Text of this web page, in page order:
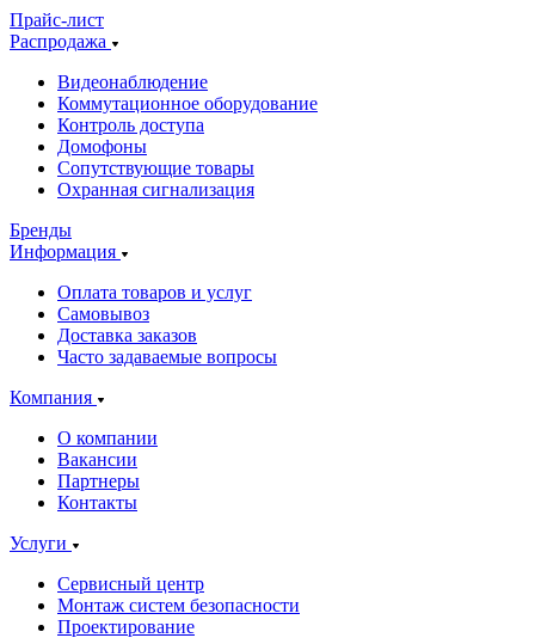
Прайс-лист
Распродажа
Видеонаблюдение
Коммутационное оборудование
Контроль доступа
Домофоны
Сопутствующие товары
Охранная сигнализация
Бренды
Информация
Оплата товаров и услуг
Самовывоз
Доставка заказов
Часто задаваемые вопросы
Компания
О компании
Вакансии
Партнеры
Контакты
Услуги
Сервисный центр
Монтаж систем безопасности
Проектирование